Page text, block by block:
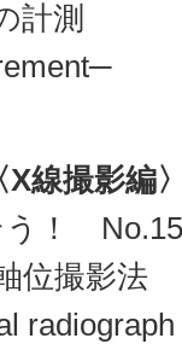
計測
線撮影編
う！
位撮影法